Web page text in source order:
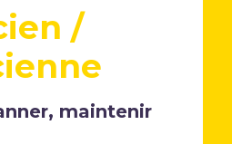
/
maintenir